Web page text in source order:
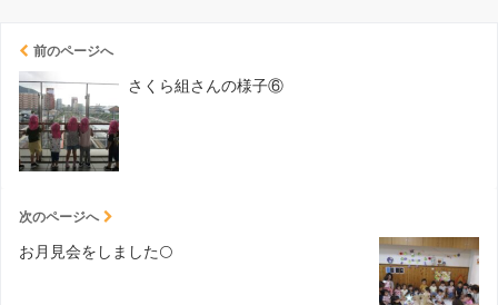
前のページへ
さくら組さんの様子⑥
次のページへ
お月見会をしました🌕